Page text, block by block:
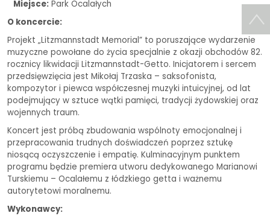
Miejsce: Park Ocalałych
O koncercie:
Projekt „Litzmannstadt Memorial” to poruszające wydarzenie
muzyczne powołane do życia specjalnie z okazji obchodów 82.
rocznicy likwidacji Litzmannstadt-Getto. Inicjatorem i sercem
przedsięwzięcia jest Mikołaj Trzaska – saksofonista,
kompozytor i piewca współczesnej muzyki intuicyjnej, od lat
podejmujący w sztuce wątki pamięci, tradycji żydowskiej oraz
wojennych traum.
Koncert jest próbą zbudowania wspólnoty emocjonalnej i
przepracowania trudnych doświadczeń poprzez sztukę
niosącą oczyszczenie i empatię. Kulminacyjnym punktem
programu będzie premiera utworu dedykowanego Marianowi
Turskiemu – Ocalałemu z łódzkiego getta i ważnemu
autorytetowi moralnemu.
Wykonawcy: